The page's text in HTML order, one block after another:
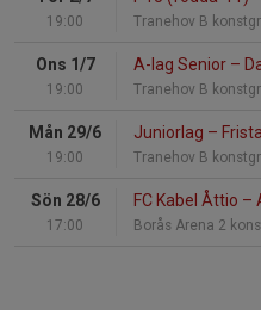
19:00 Tranehov B
Ons 1/7
19:00
A-lag Senior –
Tranehov B
Mån 29/6
19:00
Juniorlag –
Tranehov B
Sön 28/6
17:00
FC Kabel Åttio –
Borås Arena 2